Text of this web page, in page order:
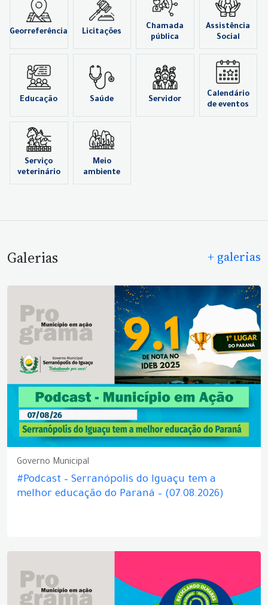
Georreferência Licitações
Chamada
pública
Assistência
Social
Educação Saúde Servidor
Calendário
de eventos
Serviço
veterinário
Meio
ambiente
Galerias + galerias
Governo Municipal
#Podcast – Serranópolis do Iguaçu tem a
melhor educação do Paraná – (07.08.2026)